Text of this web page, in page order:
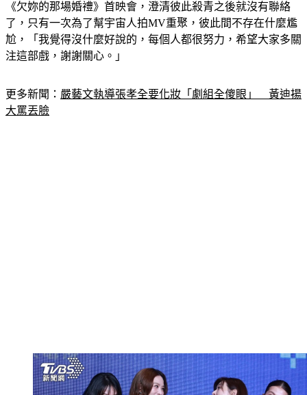
《欠妳的那場婚禮》首映會，澄清彼此殺青之後就沒有聯絡
了，只有一次為了幫宇宙人拍MV重聚，彼此間不存在什麼尷
尬，「我覺得沒什麼好說的，每個人都很努力，希望大家多關
注這部戲，謝謝關心。」
更多新聞： 嚴藝文執導張孝全要化妝「劇組全傻眼」　黃迪揚
大罵丟臉